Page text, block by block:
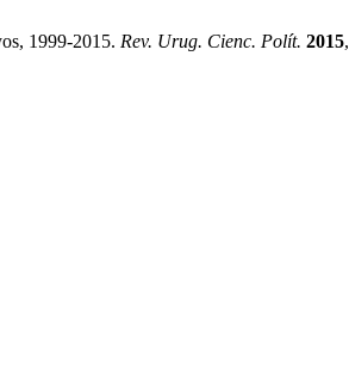
1999-2015. Rev. Urug. Cienc. Polít. 2015,